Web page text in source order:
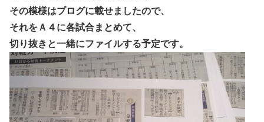
その模様はブログに載せましたので、
それをＡ４に各試合まとめて、
切り抜きと一緒にファイルする予定です。